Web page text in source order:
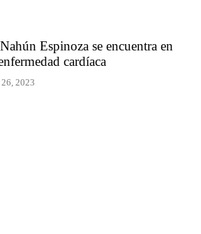
Espinoza se encuentra en
cardíaca
2023